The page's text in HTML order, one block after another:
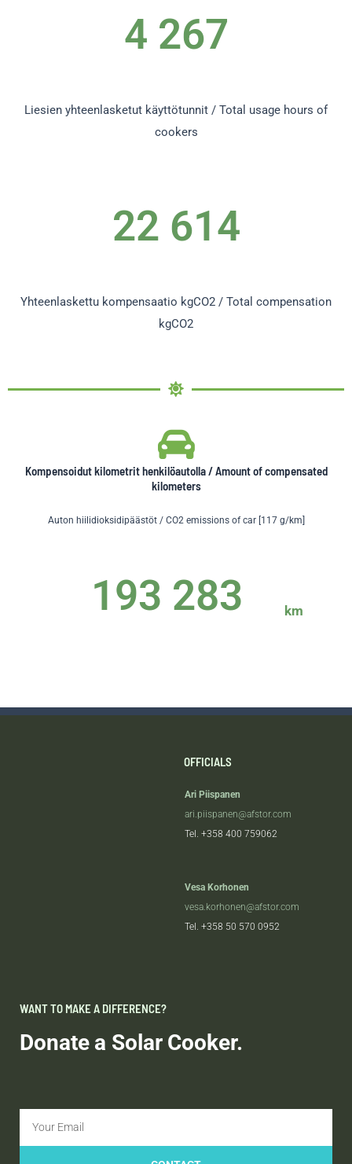
4 267
Liesien yhteenlasketut käyttötunnit / Total usage hours of
cookers
22 614
Yhteenlaskettu kompensaatio kgCO2 / Total compensation
kgCO2
Kompensoidut kilometrit henkilöautolla / Amount of compensated
kilometers
Auton hiilidioksidipäästöt / CO2 emissions of car [117 g/km]
193 283 km
OFFICIALS
Ari Piispanen
ari.piispanen@afstor.com
Tel. +358 400 759062
Vesa Korhonen
vesa.korhonen@afstor.com
Tel. +358 50 570 0952
WANT TO MAKE A DIFFERENCE?
Donate a Solar Cooker.